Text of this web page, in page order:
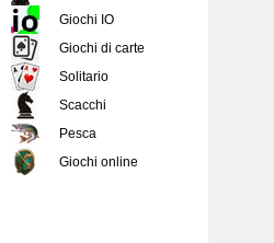
Giochi IO
Giochi di carte
Solitario
Scacchi
Pesca
Giochi online